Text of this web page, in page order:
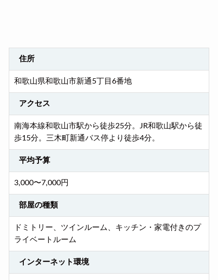
住所
和歌山県和歌山市新通5丁目6番地
アクセス
南海本線和歌山市駅から徒歩25分。JR和歌山駅から徒
歩15分。三木町新通バス停より徒歩4分。
平均予算
3,000〜7,000円
部屋の種類
ドミトリー、ツインルーム、キッチン・家電付きのプ
ライベートルーム
インターネット環境